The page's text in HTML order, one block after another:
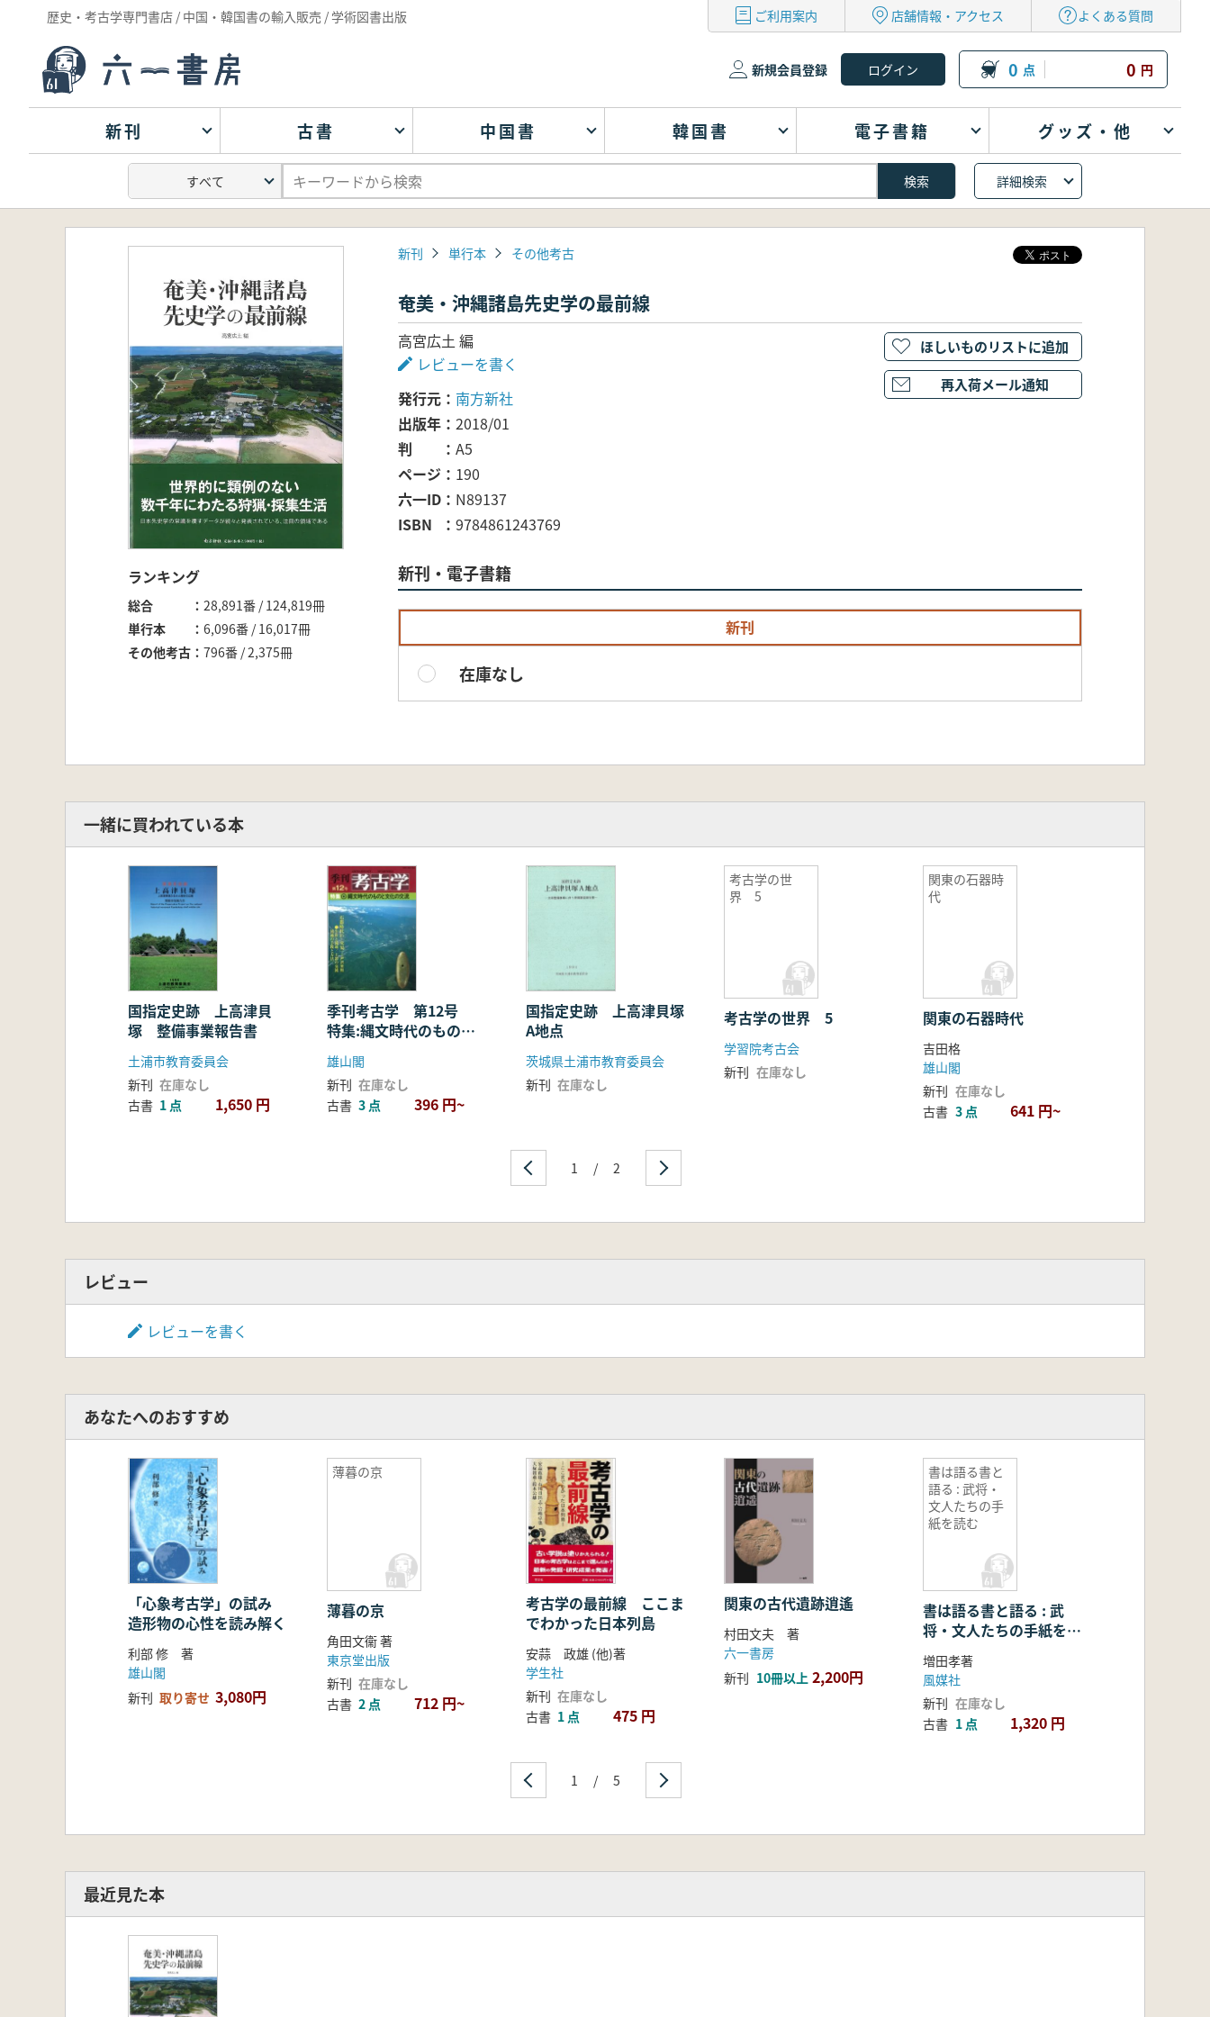
歴史・考古学専門書店 / 中国・韓国書の輸入販売 / 学術図書出版 ご利用案内 店舗情報・アクセス よくある質問
新規会員登録 0 点 0 円
新刊 古書 中国書 韓国書 電子書籍 グッズ・他
詳細検索
ランキング
総合
28,891番 / 124,819冊
単行本
6,096番 / 16,017冊
その他考古
796番 / 2,375冊
新刊 単行本 その他考古
奄美・沖縄諸島先史学の最前線
高宮広土 編
レビューを書く
発行元
南方新社
出版年
2018/01
判
A5
ページ
190
六一ID
N89137
ISBN
9784861243769
新刊・電子書籍
新刊
在庫なし
ほしいものリストに追加
再入荷メール通知
一緒に買われている本
国指定史跡 上高津貝
塚 整備事業報告書
土浦市教育委員会
新刊 在庫なし
古書 1 点 1,650 円
季刊考古学 第12号
特集:縄文時代のものと
文化の交流
雄山閣
新刊 在庫なし
古書 3 点 396 円~
国指定史跡 上高津貝塚
A地点
茨城県土浦市教育委員会
新刊 在庫なし
考古学の世
界 5
考古学の世界 5
学習院考古会
新刊 在庫なし
関東の石器時
代
関東の石器時代
吉田格
雄山閣
新刊 在庫なし
古書 3 点 641 円~
1 / 2
レビュー
レビューを書く
あなたへのおすすめ
「心象考古学」の試み
造形物の心性を読み解く
利部 修 著
雄山閣
新刊 取り寄せ 3,080円
薄暮の京
薄暮の京
角田文衞 著
東京堂出版
新刊 在庫なし
古書 2 点 712 円~
考古学の最前線 ここま
でわかった日本列島
安蒜 政雄 (他)著
学生社
新刊 在庫なし
古書 1 点 475 円
関東の古代遺跡逍遙
村田文夫 著
六一書房
新刊 10冊以上 2,200円
書は語る書と
語る : 武将・
文人たちの手
紙を読む
書は語る書と語る : 武
将・文人たちの手紙を読
む
増田孝著
風媒社
新刊 在庫なし
古書 1 点 1,320 円
1 / 5
最近見た本